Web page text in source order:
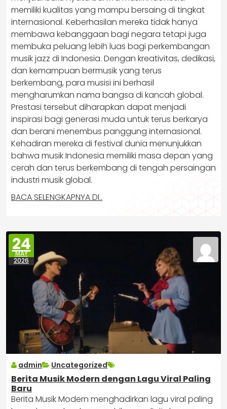
memiliki kualitas yang mampu bersaing di tingkat
internasional. Keberhasilan mereka tidak hanya
membawa kebanggaan bagi negara tetapi juga
membuka peluang lebih luas bagi perkembangan
musik jazz di Indonesia. Dengan kreativitas, dedikasi,
dan kemampuan bermusik yang terus
berkembang, para musisi ini berhasil
mengharumkan nama bangsa di kancah global.
Prestasi tersebut diharapkan dapat menjadi
inspirasi bagi generasi muda untuk terus berkarya
dan berani menembus panggung internasional.
Kehadiran mereka di festival dunia menunjukkan
bahwa musik Indonesia memiliki masa depan yang
cerah dan terus berkembang di tengah persaingan
industri musik global.
BACA SELENGKAPNYA DI..
24
MAY
2026
admin Uncategorized
Berita Musik Modern dengan Lagu Viral Paling
Baru
Berita Musik Modern menghadirkan lagu viral paling